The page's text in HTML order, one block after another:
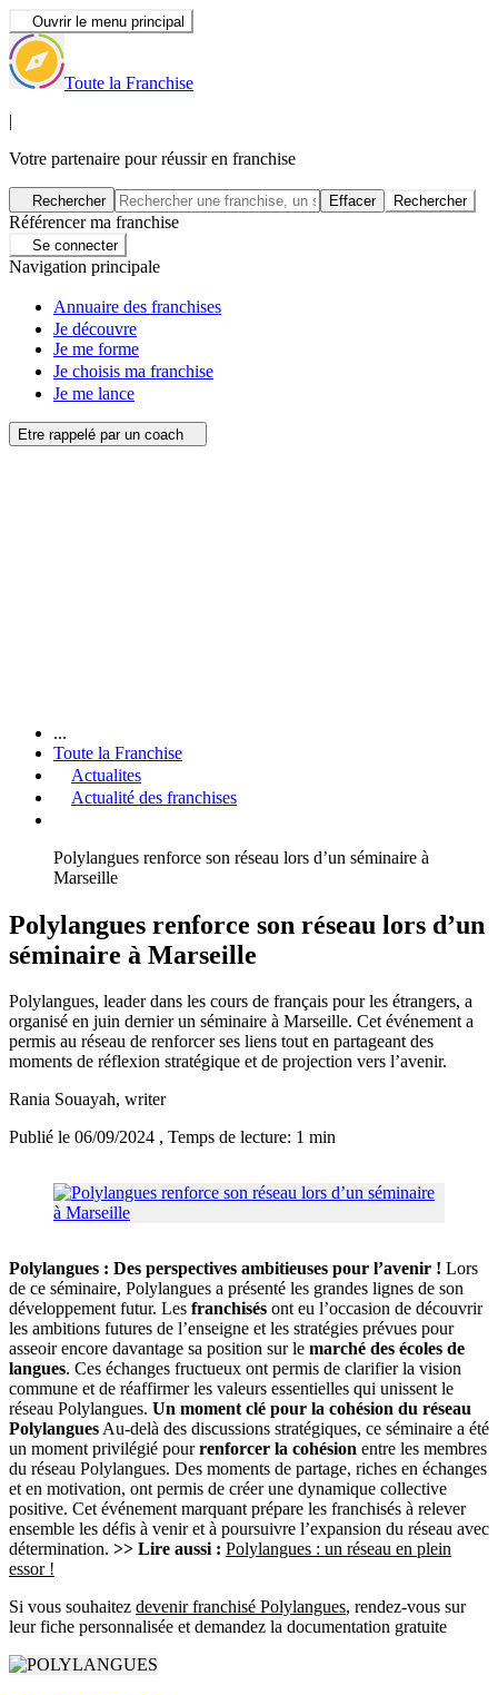
Ouvrir le menu principal
Toute la Franchise
|
Votre partenaire pour réussir en franchise
Rechercher Effacer Rechercher
Référencer ma franchise
Se connecter
Navigation principale
Annuaire des franchises
Je découvre
Je me forme
Je choisis ma franchise
Je me lance
Etre rappelé par un coach
...
Toute la Franchise
Actualites
Actualité des franchises
Polylangues renforce son réseau lors d’un séminaire à
Marseille
Polylangues renforce son réseau lors d’un
séminaire à Marseille
Polylangues, leader dans les cours de français pour les étrangers, a
organisé en juin dernier un séminaire à Marseille. Cet événement a
permis au réseau de renforcer ses liens tout en partageant des
moments de réflexion stratégique et de projection vers l’avenir.
Rania Souayah, writer
Publié le 06/09/2024 , Temps de lecture: 1 min
Polylangues : Des perspectives ambitieuses pour l’avenir ! Lors
de ce séminaire, Polylangues a présenté les grandes lignes de son
développement futur. Les franchisés ont eu l’occasion de découvrir
les ambitions futures de l’enseigne et les stratégies prévues pour
asseoir encore davantage sa position sur le marché des écoles de
langues. Ces échanges fructueux ont permis de clarifier la vision
commune et de réaffirmer les valeurs essentielles qui unissent le
réseau Polylangues. Un moment clé pour la cohésion du réseau
PolylanguesAu-delà des discussions stratégiques, ce séminaire a été
un moment privilégié pourrenforcer la cohésion entre les membres
du réseau Polylangues. Des moments de partage, riches en échanges
et en motivation, ont permis de créer une dynamique collective
positive. Cet événement marquant prépare les franchisés à relever
ensemble les défis à venir et à poursuivre l’expansion du réseau avec
détermination. >> Lire aussi : Polylangues : un réseau en plein
essor !
Si vous souhaitez devenir franchisé Polylangues, rendez-vous sur
leur fiche personnalisée et demandez la documentation gratuite